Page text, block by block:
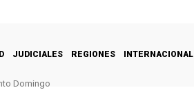
JUDICIALES REGIONES INTERNACIONAL
Domingo